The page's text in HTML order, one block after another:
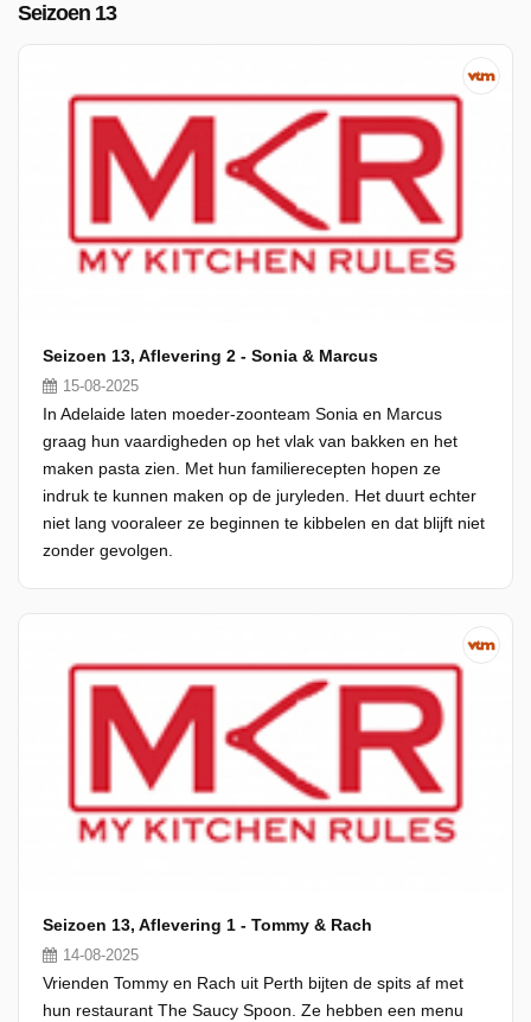
Seizoen 13
Seizoen 13, Aflevering 2 - Sonia & Marcus
15-08-2025
In Adelaide laten moeder-zoonteam Sonia en Marcus
graag hun vaardigheden op het vlak van bakken en het
maken pasta zien. Met hun familierecepten hopen ze
indruk te kunnen maken op de juryleden. Het duurt echter
niet lang vooraleer ze beginnen te kibbelen en dat blijft niet
zonder gevolgen.
Seizoen 13, Aflevering 1 - Tommy & Rach
14-08-2025
Vrienden Tommy en Rach uit Perth bijten de spits af met
hun restaurant The Saucy Spoon. Ze hebben een menu